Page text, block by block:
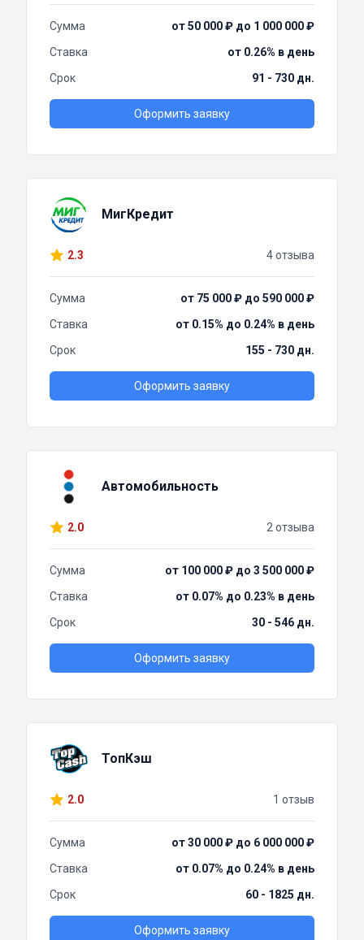
Сумма
от 50 000 ₽ до 1 000 000 ₽
Ставка
от 0.26% в день
Срок
91 - 730 дн.
Оформить заявку
МигКредит
2.3 4 отзыва
Сумма
от 75 000 ₽ до 590 000 ₽
Ставка
от 0.15% до 0.24% в день
Срок
155 - 730 дн.
Оформить заявку
Автомобильность
2.0 2 отзыва
Сумма
от 100 000 ₽ до 3 500 000 ₽
Ставка
от 0.07% до 0.23% в день
Срок
30 - 546 дн.
Оформить заявку
ТопКэш
2.0 1 отзыв
Сумма
от 30 000 ₽ до 6 000 000 ₽
Ставка
от 0.07% до 0.24% в день
Срок
60 - 1825 дн.
Оформить заявку